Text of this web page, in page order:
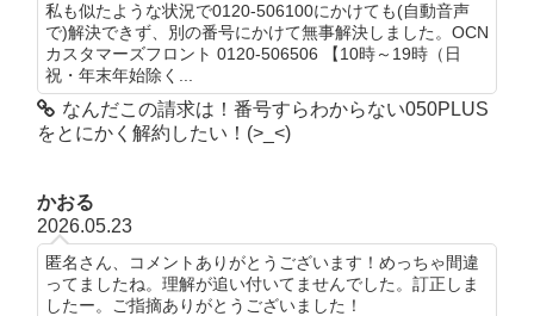
私も似たような状況で0120-506100にかけても(自動音声
で)解決できず、別の番号にかけて無事解決しました。OCN
カスタマーズフロント 0120-506506 【10時～19時（日
祝・年末年始除く...
なんだこの請求は！番号すらわからない050PLUS
をとにかく解約したい！(>_<)
かおる
2026.05.23
匿名さん、コメントありがとうございます！めっちゃ間違
ってましたね。理解が追い付いてませんでした。訂正しま
したー。ご指摘ありがとうございました！